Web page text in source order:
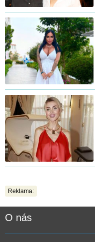
Reklama:
O nás